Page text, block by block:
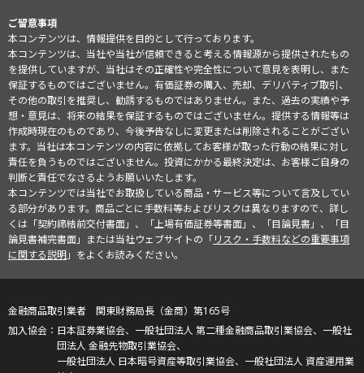
ご留意事項
本コンテンツは、情報提供を目的として行っております。
本コンテンツは、当社や当社が信頼できると考える情報源から提供されたもの
を提供していますが、当社はその正確性や完全性について意見を表明し、また
保証するものではございません。有価証券の購入、売却、デリバティブ取引、
その他の取引を推奨し、勧誘するものではありません。また、過去の実績や予
想・意見は、将来の結果を保証するものではございません。提供する情報等は
作成時現在のものであり、今後予告なしに変更または削除されることがござい
ます。当社は本コンテンツの内容に依拠してお客様が取った行動の結果に対し
責任を負うものではございません。投資にかかる最終決定は、お客様ご自身の
判断と責任でなさるようお願いいたします。
本コンテンツでは当社でお取扱している商品・サービス等について言及してい
る部分があります。商品ごとに手数料等およびリスクは異なりますので、詳し
くは「契約締結前交付書面」、「上場有価証券等書面」、「目論見書」、「目
論見書補完書面」または当社ウェブサイトの「リスク・手数料などの重要事項
に関する説明」をよくお読みください。
金融商品取引業者 関東財務局長（金商）第165号
日本証券業協会、一般社団法人 第二種金融商品取引業協会、一般社
団法人 金融先物取引業協会、
一般社団法人 日本暗号資産等取引業協会、一般社団法人 資産運用業